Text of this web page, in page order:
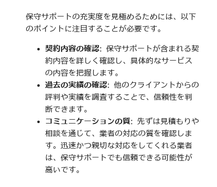
保守サポートの充実度を見極めるためには、以下
のポイントに注目することが必要です。
契約内容の確認: 保守サポートが含まれる契
約内容を詳しく確認し、具体的なサービス
の内容を把握します。
過去の実績の確認: 他のクライアントからの
評判や実績を調査することで、信頼性を判
断できます。
コミュニケーションの質: 先ずは見積もりや
相談を通じて、業者の対応の質を確認しま
す。迅速かつ親切な対応をしてくれる業者
は、保守サポートでも信頼できる可能性が
高いです。